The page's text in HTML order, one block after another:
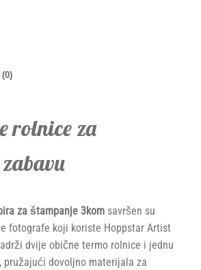
rolnice za
za štampanje 3kom savršen su
fotografe koji koriste Hoppstar Artist
dvije obične termo rolnice i jednu
pružajući dovoljno materijala za